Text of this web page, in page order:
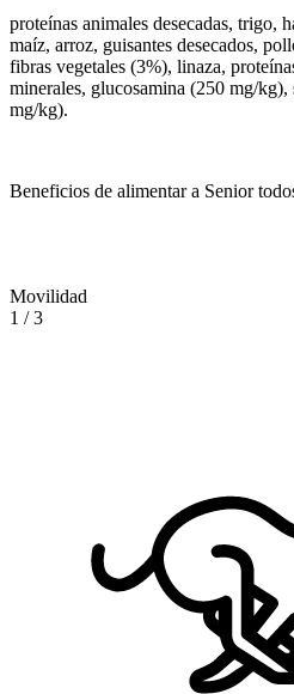
proteínas animales desecadas, trigo,
maíz, arroz, guisantes desecados,
fibras vegetales (3%), linaza,
minerales, glucosamina (250 mg/
mg/kg).
Beneficios de alimentar a Senior
Movilidad
1 /3